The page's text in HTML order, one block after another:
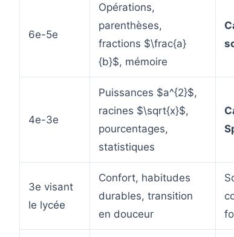
6e-5e
Opérations,
parenthèses,
fractions $\frac{a}
{b}$, mémoire
4e-3e
Puissances $a^{2}$,
racines $\sqrt{x}$,
pourcentages,
statistiques
3e visant
le lycée
Confort, habitudes
durables, transition
en douceur